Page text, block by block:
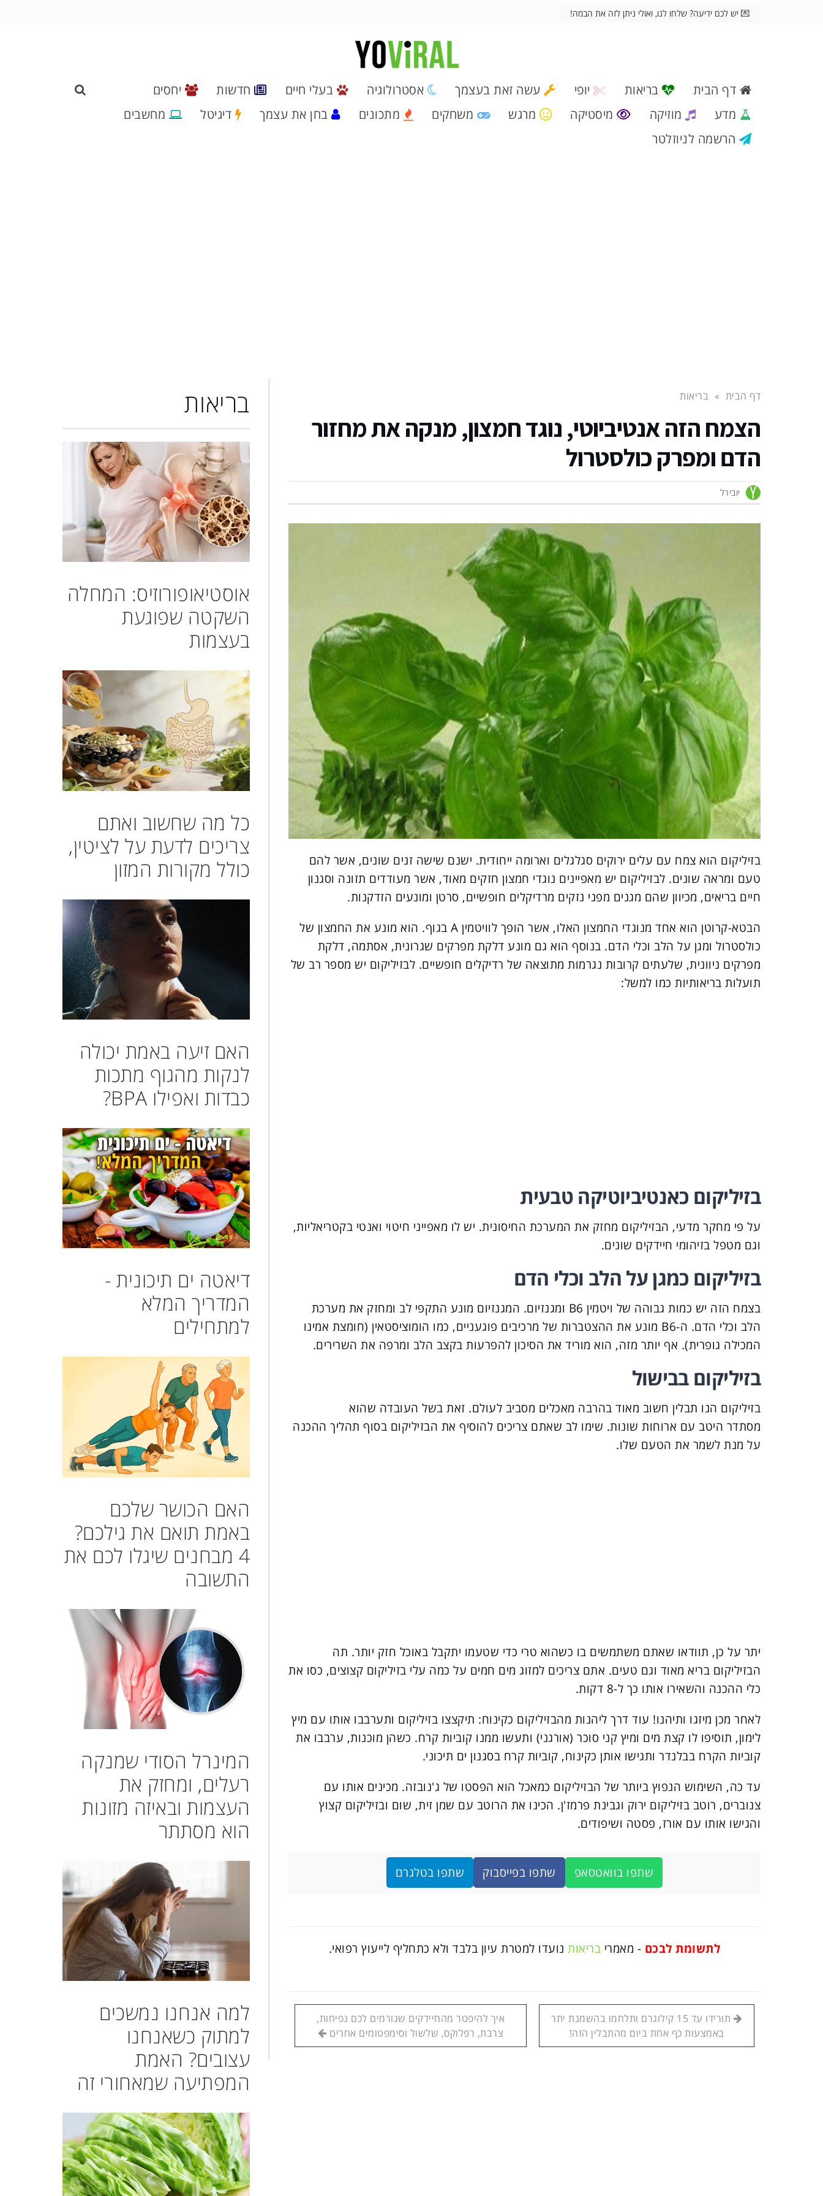
💌 יש לכם ידיעה? שלחו לנו, ואולי ניתן לזה את הבמה!
דף הבית בריאות יופי עשה זאת בעצמך אסטרולוגיה בעלי חיים חדשות
יחסים
מדע
מוזיקה מיסטיקה מרגש משחקים מתכונים בחן את עצמך דיגיטל
מחשבים
הרשמה לניוזלטר
דף הבית » בריאות
הצמח הזה אנטיביוטי, נוגד חמצון, מנקה את מחזור
הדם ומפרק כולסטרול
יובירל
בזיליקום הוא צמח עם עלים ירוקים סגלגלים וארומה ייחודית. ישנם שישה זנים שונים, אשר להם
טעם ומראה שונים. לבזיליקום יש מאפיינים נוגדי חמצון חזקים מאוד, אשר מעודדים תזונה וסגנון
חיים בריאים, מכיוון שהם מגנים מפני נזקים מרדיקלים חופשיים, סרטן ומונעים הזדקנות.
הבטא-קרוטן הוא אחד מנוגדי החמצון האלו, אשר הופך לוויטמין A בגוף. הוא מונע את החמצון של
כולסטרול ומגן על הלב וכלי הדם. בנוסף הוא גם מונע דלקת מפרקים שגרונית, אסתמה, דלקת
מפרקים ניוונית, שלעתים קרובות נגרמות מתוצאה של רדיקלים חופשיים. לבזיליקום יש מספר רב של
תועלות בריאותיות כמו למשל:
בזיליקום כאנטיביוטיקה טבעית
על פי מחקר מדעי, הבזיליקום מחזק את המערכת החיסונית. יש לו מאפייני חיטוי ואנטי בקטריאליות,
וגם מטפל בזיהומי חיידקים שונים.
בזיליקום כמגן על הלב וכלי הדם
בצמח הזה יש כמות גבוהה של ויטמין B6 ומגנזיום. המגנזיום מונע התקפי לב ומחזק את מערכת
הלב וכלי הדם. ה-B6 מונע את ההצטברות של מרכיבים פוגעניים, כמו הומוציסטאין (חומצת אמינו
המכילה גופרית). אף יותר מזה, הוא מוריד את הסיכון להפרעות בקצב הלב ומרפה את השרירים.
בזיליקום בבישול
בזיליקום הנו תבלין חשוב מאוד בהרבה מאכלים מסביב לעולם. זאת בשל העובדה שהוא
מסתדר היטב עם ארוחות שונות. שימו לב שאתם צריכים להוסיף את הבזיליקום בסוף תהליך ההכנה
על מנת לשמר את הטעם שלו.
יתר על כן, תוודאו שאתם משתמשים בו כשהוא טרי כדי שטעמו יתקבל באוכל חזק יותר. תה
הבזיליקום בריא מאוד וגם טעים. אתם צריכים למזוג מים חמים על כמה עלי בזיליקום קצוצים, כסו את
כלי ההכנה והשאירו אותו כך ל-8 דקות.
לאחר מכן מיזגו ותיהנו! עוד דרך ליהנות מהבזיליקום כקינוח: תיקצצו בזיליקום ותערבבו אותו עם מיץ
לימון, תוסיפו לו קצת מים ומיץ קני סוכר (אורגני) ותעשו ממנו קוביות קרח. כשהן מוכנות, ערבבו את
קוביות הקרח בבלנדר ותגישו אותן כקינוח, קוביות קרח בסגנון ים תיכוני.
עד כה, השימוש הנפוץ ביותר של הבזיליקום כמאכל הוא הפסטו של ג'נובזה. מכינים אותו עם
צנוברים, רוטב בזיליקום ירוק וגבינת פרמז'ן. הכינו את הרוטב עם שמן זית, שום ובזיליקום קצוץ
והגישו אותו עם אורז, פסטה ושיפודים.
שתפו בוואטסאפ שתפו בפייסבוק שתפו בטלגרם
לתשומת לבכם - מאמרי בריאותנועדו למטרת עיון בלבד ולא כתחליף לייעוץ רפואי.
תורידו עד 15 קילוגרם ותלחמו בהשמנת יתר
באמצעות כף אחת ביום מהתבלין הזה!
איך להיפטר מהחיידקים שגורמים לכם נפיחות,
צרבת, רפלוקס, שלשול וסימפטומים אחרים
בריאות
אוסטיאופורוזיס: המחלה
השקטה שפוגעת
בעצמות
כל מה שחשוב ואתם
צריכים לדעת על לציטין,
כולל מקורות המזון
האם זיעה באמת יכולה
לנקות מהגוף מתכות
כבדות ואפילו BPA?
דיאטה ים תיכונית -
המדריך המלא
למתחילים
האם הכושר שלכם
באמת תואם את גילכם?
4 מבחנים שיגלו לכם את
התשובה
המינרל הסודי שמנקה
רעלים, ומחזק את
העצמות ובאיזה מזונות
הוא מסתתר
למה אנחנו נמשכים
למתוק כשאנחנו
עצובים? האמת
המפתיעה שמאחורי זה